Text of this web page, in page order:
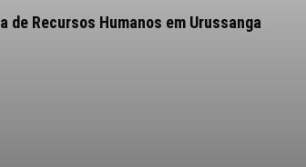
Recursos Humanos em Urussanga